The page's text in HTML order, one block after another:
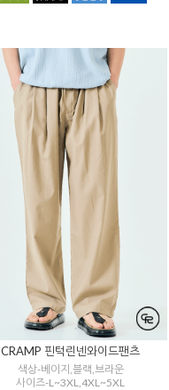
CRAMP 핀턱린넨와이드팬츠
색상-베이지,블랙,브라운
사이즈-L~3XL,4XL~5XL